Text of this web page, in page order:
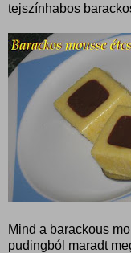
tejszínhabos
Mind a barackous
pudingból maradt